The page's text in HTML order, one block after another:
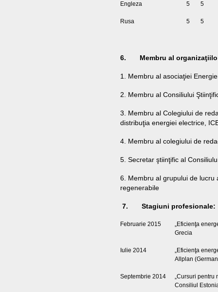
Engleza 5 5
Rusa 5 5
6. Membru al
1. Membru al asociaţiei
2. Membru al Consiliului
3. Membru al Colegiului de
distribuţia energiei electrice,
4. Membru al colegiului de
5. Secretar ştiinţific al
6. Membru al grupului de lucru
regenerabile
7. Stagiuni profesionale:
Februarie 2015
„Eficienţa
Grecia
Iulie 2014
„Eficienţa
Allplan
Septembrie 2014
„Cursuri pentru
Consiliul